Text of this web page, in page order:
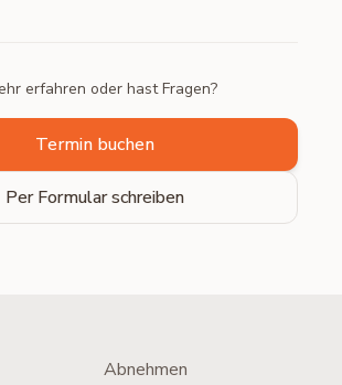
erfahren oder hast Fragen?
Termin buchen
Per Formular schreiben
Abnehmen